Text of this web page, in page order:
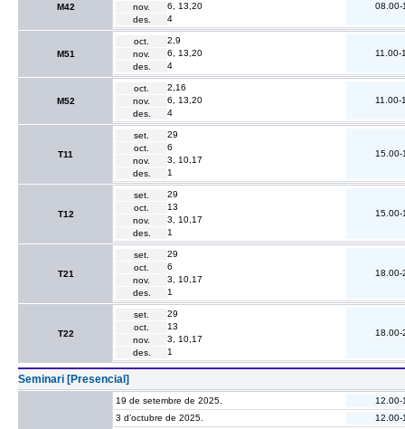
M42
nov.
6, 13,20
des.
4
08.00-
M51
oct.
2,9
nov.
6, 13,20
des.
4
11.00-
M52
oct.
2,16
nov.
6, 13,20
des.
4
11.00-
T11
set.
29
oct.
6
nov.
3, 10,17
des.
1
15.00-
T12
set.
29
oct.
13
nov.
3, 10,17
des.
1
15.00-
T21
set.
29
oct.
6
nov.
3, 10,17
des.
1
18.00-
T22
set.
29
oct.
13
nov.
3, 10,17
des.
1
18.00-
Seminari [Presencial]
19 de setembre de 2025.
12.00-
3 d’octubre de 2025.
12.00-